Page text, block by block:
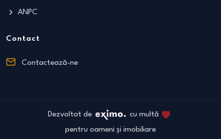
ANPC
Contact
Contactează-ne
Dezvoltat de
cu multă
pentru oameni și imobiliare